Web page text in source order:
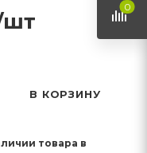
В КОРЗИНУ
товара в
0